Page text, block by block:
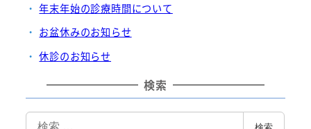
年末年始の診療時間について
お盆休みのお知らせ
休診のお知らせ
検索